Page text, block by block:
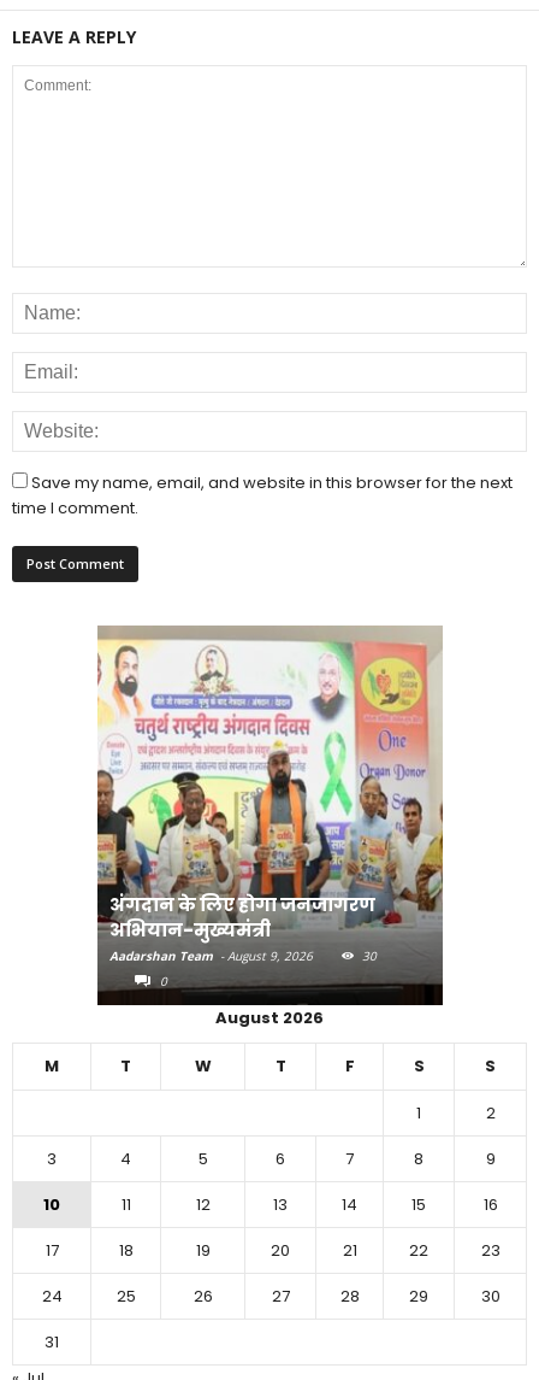
LEAVE A REPLY
Save my name, email, and website in this browser for the next
time I comment.
अंगदान के लिए होगा जनजागरण
अभियान-मुख्यमंत्री
Aadarshan Team - August 9, 2026
30
0
August 2026
M T W T F S S
1
2
3
4 5 6 7 8
9
10
11 12 13 14 15
16
17
18 19 20 21 22
23
24
25 26 27 28 29
30
31